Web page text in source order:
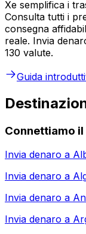
Xe semplifica i
Consulta tutti i
consegna
reale. Invia
130 valute.
Guida
Connettiamo
Invia denaro a
Invia denaro a
Invia denaro a
Invia denaro a